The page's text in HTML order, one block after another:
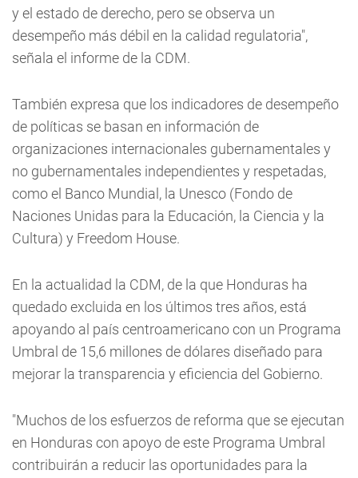
y el estado de derecho, pero se observa un
desempeño más débil en la calidad regulatoria",
señala el informe de la CDM.
También expresa que los indicadores de desempeño
de políticas se basan en información de
organizaciones internacionales gubernamentales y
no gubernamentales independientes y respetadas,
como el Banco Mundial, la Unesco (Fondo de
Naciones Unidas para la Educación, la Ciencia y la
Cultura) y Freedom House.
En la actualidad la CDM, de la que Honduras ha
quedado excluida en los últimos tres años, está
apoyando al país centroamericano con un Programa
Umbral de 15,6 millones de dólares diseñado para
mejorar la transparencia y eficiencia del Gobierno.
"Muchos de los esfuerzos de reforma que se ejecutan
en Honduras con apoyo de este Programa Umbral
contribuirán a reducir las oportunidades para la